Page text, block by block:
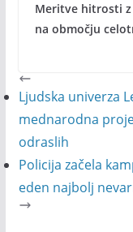
Meritve hitrosti z
na območju
Ljudska univerza
mednarodna
odraslih
Policija začela
eden najbolj